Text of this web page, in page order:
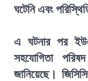
ঘটেনি এবং
এ ঘটনার পর
সহযোগিতা
জানিয়েছে।